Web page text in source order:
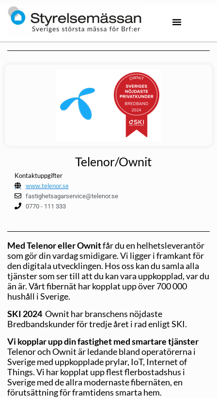
Telenor/Ownit
Kontaktuppgifter
www.telenor.se
fastighetsagarservice@telenor.se
0770 - 111 333
Med Telenor eller Ownitfår du en helhetsleverantör
som gör din vardag smidigare. Vi ligger i framkant för
den digitala utvecklingen. Hos oss kan du samla alla
tjänster som ser till att du kan vara uppkopplad, var du
än är. Vårt fibernät har kopplat upp över 700 000
hushåll i Sverige.
SKI 2024 Ownit har branschens nöjdaste
Bredbandskunder för tredje året i rad enligt SKI.
Vi kopplar upp din fastighet med smartare tjänster
Telenor och Ownit är ledande bland operatörerna i
Sverige med uppkopplade prylar, IoT, Internet of
Things. Vi har kopplat upp flest flerbostadshus i
Sverige med de allra modernaste fibernäten, en
förutsättning för framtidens smarta hem.